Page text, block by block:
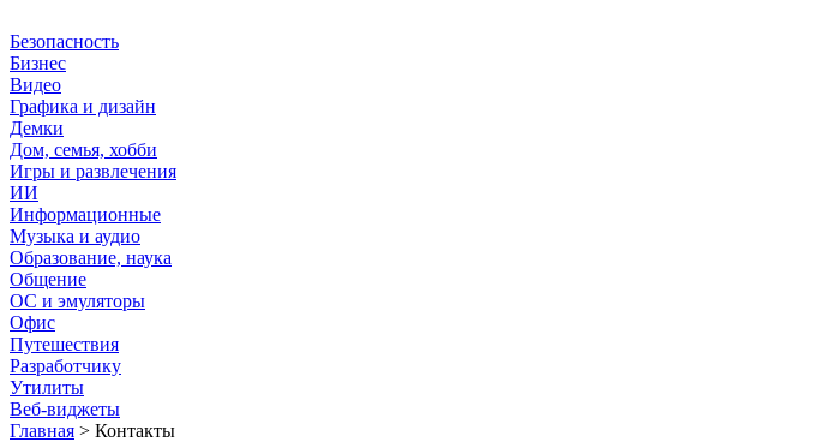
Безопасность
Бизнес
Видео
Графика и дизайн
Демки
Дом, семья, хобби
Игры и развлечения
ИИ
Информационные
Музыка и аудио
Образование, наука
Общение
ОС и эмуляторы
Офис
Путешествия
Разработчику
Утилиты
Веб-виджеты
Главная > Контакты